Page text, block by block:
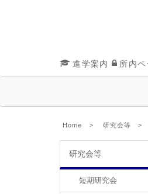
進学案内 所内ペ
Home > 研究会等 >
研究会等
短期研究会